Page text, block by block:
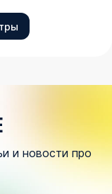
и новости про